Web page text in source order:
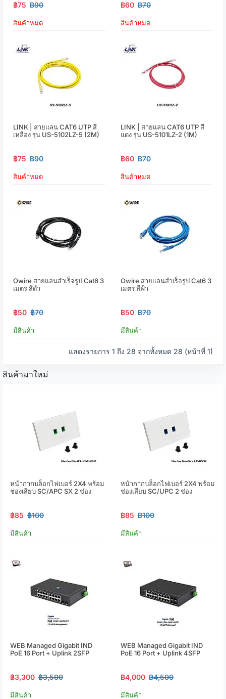
฿75 ฿90
สินค้าหมด
฿60 ฿70
สินค้าหมด
LINK | สายแลน CAT6 UTP สี
เหลือง รุ่น US-5102LZ-5 (2M)
฿75 ฿90
สินค้าหมด
LINK | สายแลน CAT6 UTP สี
แดง รุ่น US-5101LZ-2 (1M)
฿60 ฿70
สินค้าหมด
Owire สายแลนสำเร็จรูป Cat6 3
เมตร สีดำ
฿50 ฿70
มีสินค้า
Owire สายแลนสำเร็จรูป Cat6 3
เมตร สีฟ้า
฿50 ฿70
มีสินค้า
แสดงรายการ 1 ถึง 28 จากทั้งหมด 28 (หน้าที่ 1)
สินค้ามาใหม่
หน้ากากบล็อกไฟเบอร์ 2X4 พร้อม
ช่องเสียบ SC/APC SX 2 ช่อง
฿85 ฿100
มีสินค้า
หน้ากากบล็อกไฟเบอร์ 2X4 พร้อม
ช่องเสียบ SC/UPC 2 ช่อง
฿85 ฿100
มีสินค้า
WEB Managed Gigabit IND
PoE 16 Port + Uplink 2SFP
฿3,300 ฿3,500
มีสินค้า
WEB Managed Gigabit IND
PoE 16 Port + Uplink 4SFP
฿4,000 ฿4,500
มีสินค้า